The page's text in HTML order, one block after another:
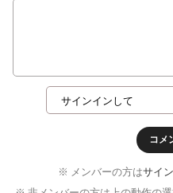
コメ
※ メンバーの方はサイ